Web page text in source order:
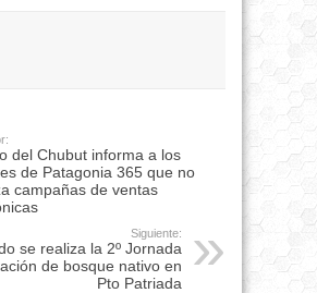
del Chubut informa a los
de Patagonia 365 que no
campañas de ventas
Siguiente:
se realiza la 2º Jornada
de bosque nativo en
Pto Patriada